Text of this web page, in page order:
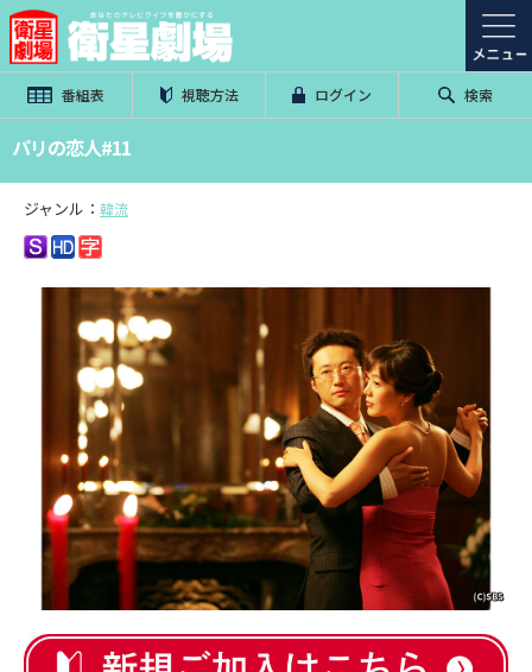
番組表 視聴方法 ログイン 検索
パリの恋人#11
ジャンル： 韓流